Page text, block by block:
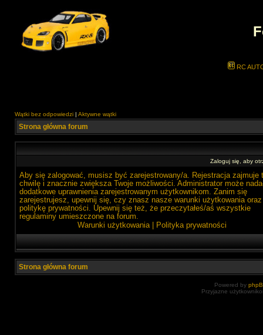
RC
Wątki bez odpowiedzi | Aktywne wątki
Strona główna forum
Zaloguj się, aby
Aby się zalogować, musisz być zarejestrowany/a. Rejestracja zajmuje
chwilę i znacznie zwiększa Twoje możliwości. Administrator może
dodatkowe uprawnienia zarejestrowanym użytkownikom. Zanim się
zarejestrujesz, upewnij się, czy znasz nasze warunki użytkowania oraz
politykę prywatności. Upewnij się też, że przeczytałeś/aś wszystkie
regulaminy umieszczone na forum.
Warunki użytkowania| Polityka prywatności
Strona główna forum
Powered by
Przyjazne